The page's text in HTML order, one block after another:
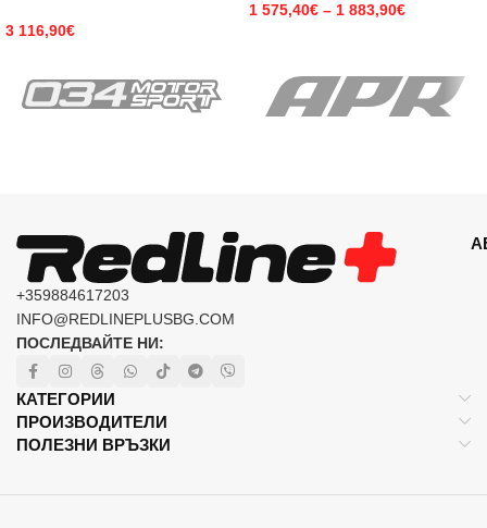
3 116,90€
1 575,40€ – 1 883,90€
+359884617203
INFO@REDLINEPLUSBG.COM
ПОСЛЕДВАЙТЕ НИ:
КАТЕГОРИИ
ПРОИЗВОДИТЕЛИ
ПОЛЕЗНИ ВРЪЗКИ